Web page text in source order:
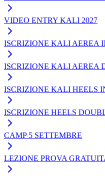
VIDEO ENTRY KALI 2027
ISCRIZIONE KALI AEREA
ISCRIZIONE KALI AEREA
ISCRIZIONE KALI HEELS
ISCRIZIONE HEELS
CAMP 5 SETTEMBRE
LEZIONE PROVA